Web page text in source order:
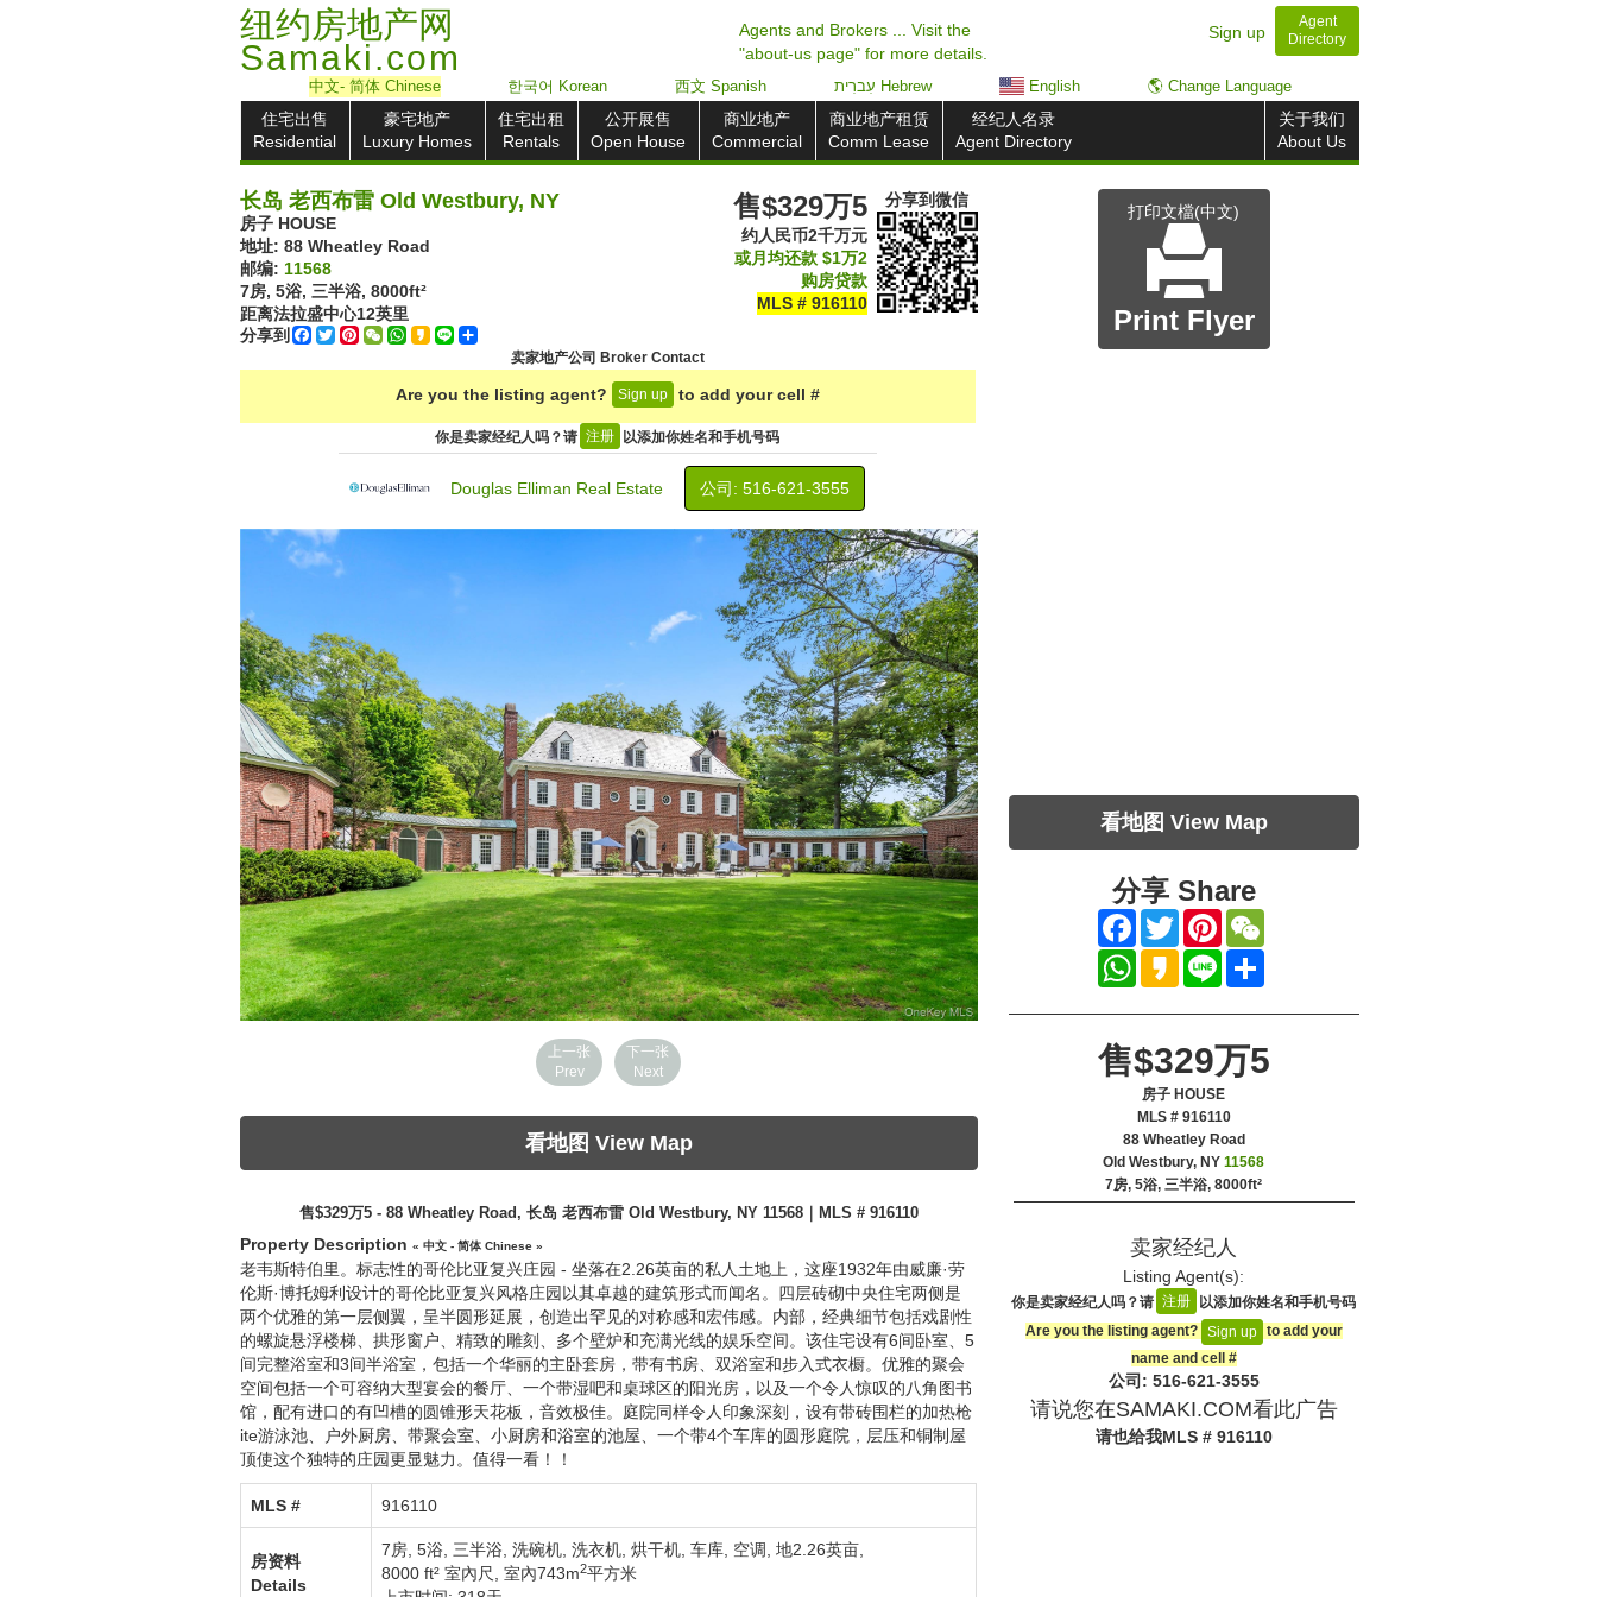
纽约房地产网
Samaki.com
Agents and Brokers ... Visit the
"about-us page" for more details.
Sign up
Agent
Directory
中文- 简体Chinese 한국어 Korean 西文 Spanish עִברִית Hebrew English 🌎 Change Language
住宅出售
Residential
豪宅地产
Luxury Homes
住宅出租
Rentals
公开展售
Open House
商业地产
Commercial
商业地产租赁
Comm Lease
经纪人名录
Agent Directory
关于我们
About Us
长岛 老西布雷 Old Westbury, NY
房子 HOUSE
地址: ‎88 Wheatley Road
邮编: 11568
7房, 5浴, 三半浴, 8000ft²
距离法拉盛中心12英里
分享到
Facebook
TwitterPinterest
WeChat
WhatsApp
Kakao
Line
分享到微信
售$329万5
约人民币2千万元
或月均还款 $1万2
购房贷款
MLS # 916110
卖家地产公司 Broker Contact
Are you the listing agent? Sign up to add your cell #
你是卖家经纪人吗？请 注册 以添加你姓名和手机号码
Douglas Elliman Real Estate 公司: ‍516-621-3555
上一张
Prev
下一张
Next
看地图 View Map
售$329万5 - 88 Wheatley Road, 长岛 老西布雷 Old Westbury, NY 11568｜MLS # 916110
Property Description « 中文 - 简体 Chinese »
老韦斯特伯里。标志性的哥伦比亚复兴庄园 - 坐落在2.26英亩的私人土地上，这座1932年由威廉·劳
伦斯·博托姆利设计的哥伦比亚复兴风格庄园以其卓越的建筑形式而闻名。四层砖砌中央住宅两侧是
两个优雅的第一层侧翼，呈半圆形延展，创造出罕见的对称感和宏伟感。内部，经典细节包括戏剧性
的螺旋悬浮楼梯、拱形窗户、精致的雕刻、多个壁炉和充满光线的娱乐空间。该住宅设有6间卧室、5
间完整浴室和3间半浴室，包括一个华丽的主卧套房，带有书房、双浴室和步入式衣橱。优雅的聚会
空间包括一个可容纳大型宴会的餐厅、一个带湿吧和桌球区的阳光房，以及一个令人惊叹的八角图书
馆，配有进口的有凹槽的圆锥形天花板，音效极佳。庭院同样令人印象深刻，设有带砖围栏的加热枪
ite游泳池、户外厨房、带聚会室、小厨房和浴室的池屋、一个带4个车库的圆形庭院，层压和铜制屋
顶使这个独特的庄园更显魅力。值得一看！！
MLS #‎ 916110
房资料
Details
7房, 5浴, 三半浴, 洗碗机 洗衣机 烘干机 车库 空调 地2.26英亩
8000 ft² 室內尺
室內743m2平方米
打印文檔(中文)
Print Flyer
看地图 View Map
分享Share
Facebook
TwitterPinterest
WhatsApp
KakaoLine
售$329万5
房子 HOUSE
MLS # 916110
‎88 Wheatley Road
Old Westbury, NY11568
7房, 5浴, 三半浴,8000ft²
卖家经纪人
Listing Agent(s):‎
你是卖家经纪人吗？请 注册
以添加你姓名和手机号码
Are you the listing agent? Sign up to add your
name and cell #‎
公司: ‍516-621-3555
请说您在SAMAKI.COM看此广告
请也给我MLS # 916110